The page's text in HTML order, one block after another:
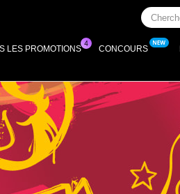
LES PROMOTIONS CONCOURS